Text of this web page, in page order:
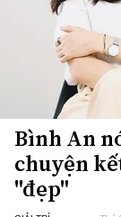
Bình An
chuyện
"đẹp"